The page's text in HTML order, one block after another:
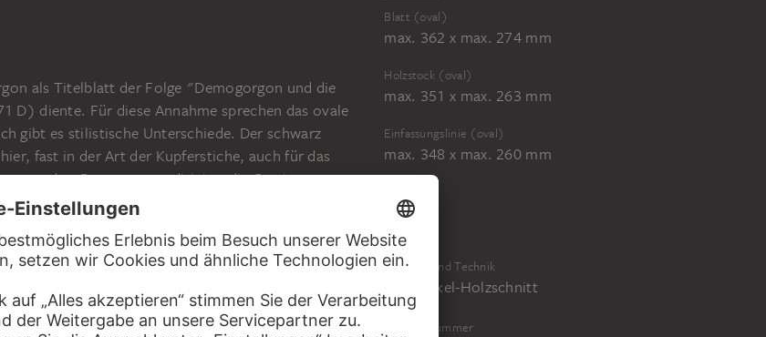
Blatt (oval)
max. 362 x max. 274 mm
Holzstock (oval)
max. 351 x max. 263 mm
Einfassungslinie (oval)
max. 348 x max. 260 mm
Material und Technik
Helldunkel-Holzschnitt
Inventarnummer
als Titelblatt der Folge "Demogorgon und die
diente. Für diese Annahme sprechen das ovale
gibt es stilistische Unterschiede. Der schwarz
fast in der Art der Kupferstiche, auch für das
Demogorgon dirigiert die Gestirne,
einer Blase sitzt, aus der sie Pflanzen und Tiere
Schwanz beißende Schlange verweist auf die
der Welt.